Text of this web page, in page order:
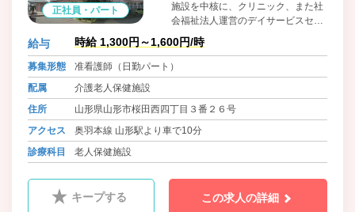
正社員・パート
施設を中核に、クリニック、また社
会福祉法人運営のデイサービスセン
ターやヘルパーステーションを併設
した特別養護老人ホームが隣接す
る、総合福祉サービスグループで
す。
給与 時給 1,300円～1,600円/時
募集形態
准看護師（日勤パート）
配属
介護老人保健施設
住所
山形県山形市桜田西四丁目３番２６号
アクセス
奥羽本線 山形駅より車で10分
診療科目
老人保健施設
キープする この求人の詳細